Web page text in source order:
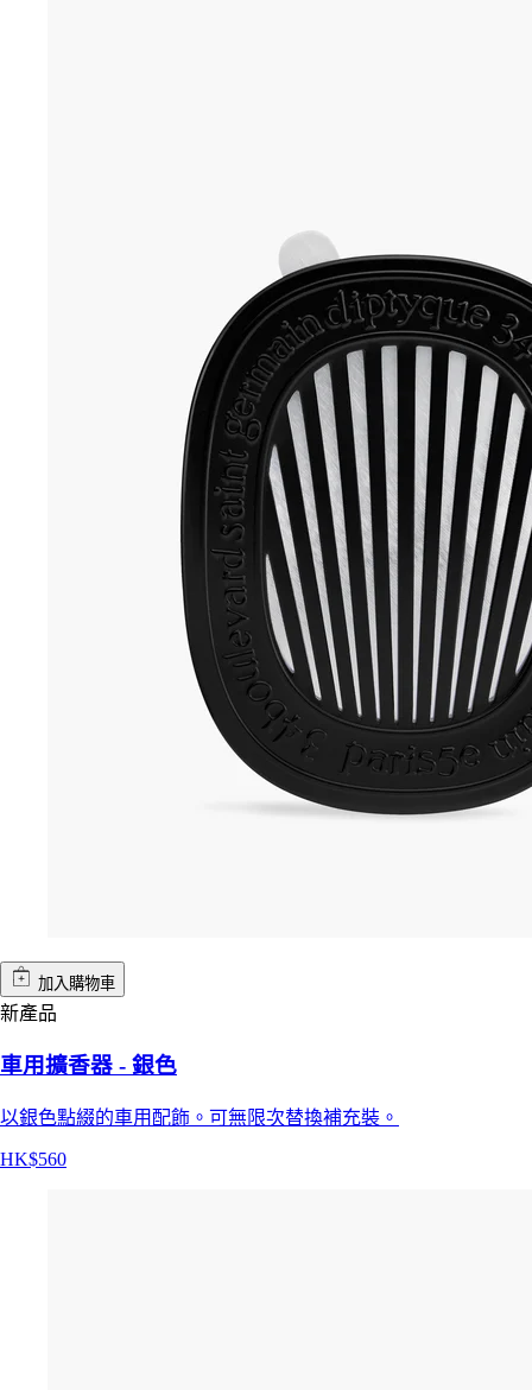
加入購物車
新產品
車用擴香器 - 銀色
以銀色點綴的車用配飾。可無限次替換補充裝。
HK$560